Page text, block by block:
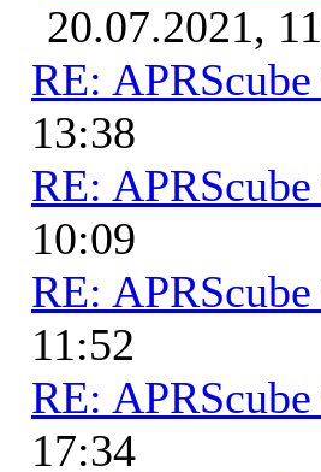
20.07.2021,
RE:
13:38
RE:
10:09
RE:
11:52
RE:
17:34